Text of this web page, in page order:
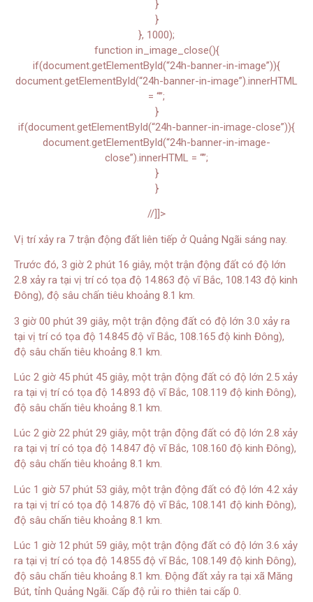
}
}
}, 1000);
function in_image_close(){
if(document.getElementById(“24h-banner-in-image”)){
document.getElementById(“24h-banner-in-image”).innerHTML
= “”;
}
if(document.getElementById(“24h-banner-in-image-close”)){
document.getElementById(“24h-banner-in-image-
close”).innerHTML = “”;
}
}
//]]>
Vị trí xảy ra 7 trận động đất liên tiếp ở Quảng Ngãi sáng nay.
Trước đó, 3 giờ 2 phút 16 giây, một trận động đất có độ lớn
2.8 xảy ra tại vị trí có tọa độ 14.863 độ vĩ Bắc, 108.143 độ kinh
Đông), độ sâu chấn tiêu khoảng 8.1 km.
3 giờ 00 phút 39 giây, một trận động đất có độ lớn 3.0 xảy ra
tại vị trí có tọa độ 14.845 độ vĩ Bắc, 108.165 độ kinh Đông),
độ sâu chấn tiêu khoảng 8.1 km.
Lúc 2 giờ 45 phút 45 giây, một trận động đất có độ lớn 2.5 xảy
ra tại vị trí có tọa độ 14.893 độ vĩ Bắc, 108.119 độ kinh Đông),
độ sâu chấn tiêu khoảng 8.1 km.
Lúc 2 giờ 22 phút 29 giây, một trận động đất có độ lớn 2.8 xảy
ra tại vị trí có tọa độ 14.847 độ vĩ Bắc, 108.160 độ kinh Đông),
độ sâu chấn tiêu khoảng 8.1 km.
Lúc 1 giờ 57 phút 53 giây, một trận động đất có độ lớn 4.2 xảy
ra tại vị trí có tọa độ 14.876 độ vĩ Bắc, 108.141 độ kinh Đông),
độ sâu chấn tiêu khoảng 8.1 km.
Lúc 1 giờ 12 phút 59 giây, một trận động đất có độ lớn 3.6 xảy
ra tại vị trí có tọa độ 14.855 độ vĩ Bắc, 108.149 độ kinh Đông),
độ sâu chấn tiêu khoảng 8.1 km. Động đất xảy ra tại xã Măng
Bút, tỉnh Quảng Ngãi. Cấp độ rủi ro thiên tai cấp 0.